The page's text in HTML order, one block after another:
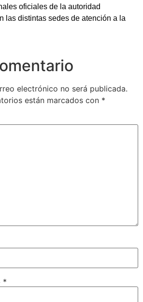
oficiales de la autoridad
las distintas sedes de atención a la
electrónico no será publicada.
están marcados con *
*